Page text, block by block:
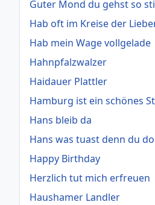
Guter Mond du gehst so
Hab oft im Kreise der
Hab mein Wage vollgelade
Hahnpfalzwalzer
Haidauer Plattler
Hamburg ist ein schönes
Hans bleib da
Hans was tuast denn du do
Happy Birthday
Herzlich tut mich erfreuen
Haushamer Landler